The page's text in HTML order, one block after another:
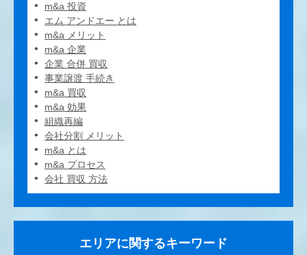
m&a 投資
エム アンドエー とは
m&a メリット
m&a 企業
企業 合併 買収
事業譲渡 手続き
m&a 買収
m&a 効果
組織再編
会社分割 メリット
m&a とは
m&a プロセス
会社 買収 方法
エリアに関するキーワード